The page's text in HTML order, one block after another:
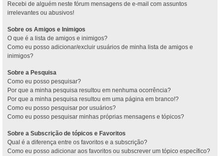
Recebi de alguém neste fórum mensagens de e-mail com assuntos
irrelevantes ou abusivos!
Sobre os Amigos e Inimigos
O que é a lista de amigos e inimigos?
Como eu posso adicionar/excluir usuários de minha lista de amigos e
inimigos?
Sobre a Pesquisa
Como eu posso pesquisar?
Por que a minha pesquisa resultou em nenhuma ocorrência?
Por que a minha pesquisa resultou em uma página em branco!?
Como eu posso pesquisar por usuários?
Como eu posso pesquisar minhas próprias mensagens e tópicos?
Sobre a Subscrição de tópicos e Favoritos
Qual é a diferença entre os favoritos e a subscrição?
Como eu posso adicionar aos favoritos ou subscrever um tópico específico?